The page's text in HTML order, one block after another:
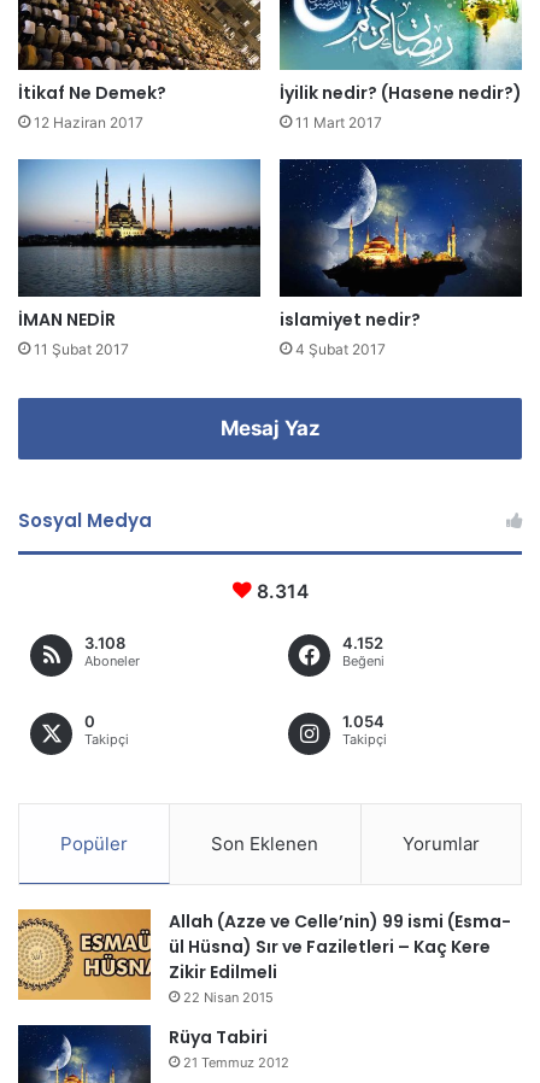
i
n
i
z
g
i
i
n
İtikaf Ne Demek?
12 Haziran 2017
İyilik nedir? (Hasene nedir?)
11 Mart 2017
İMAN NEDİR
11 Şubat 2017
islamiyet nedir?
4 Şubat 2017
Mesaj Yaz
Sosyal Medya
8.314
3.108
Aboneler
4.152
Beğeni
0
Takipçi
1.054
Takipçi
Popüler Son Eklenen Yorumlar
Allah (Azze ve Celle’nin) 99 ismi (Esma-
ül Hüsna) Sır ve Faziletleri – Kaç Kere
Zikir Edilmeli
22 Nisan 2015
Rüya Tabiri
21 Temmuz 2012